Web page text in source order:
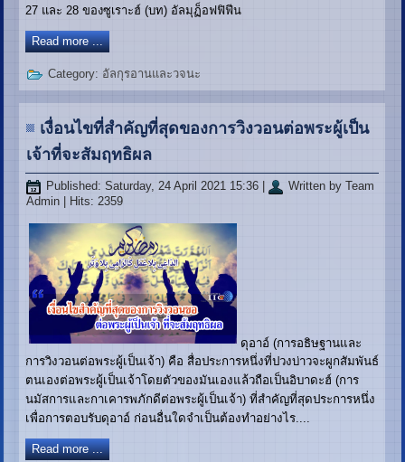
27 และ 28 ของซูเราะฮ์ (บท) อัลมุฏ็อฟฟิฟีน
Read more ...
Category: อัลกุรอานและวจนะ
เงื่อนไขที่สำคัญที่สุดของการวิงวอนต่อพระผู้เป็น
เจ้าที่จะสัมฤทธิผล
Published: Saturday, 24 April 2021 15:36
Written by Team
Admin | Hits: 2359
ดุอาอ์ (การอธิษฐานและ
การวิงวอนต่อพระผู้เป็นเจ้า) คือ สื่อประการหนึ่งที่ปวงบ่าวจะผูกสัมพันธ์
ตนเองต่อพระผู้เป็นเจ้าโดยตัวของมันเองแล้วถือเป็นอิบาดะฮ์ (การ
นมัสการและกาเคารพภักดีต่อพระผู้เป็นเจ้า) ที่สำคัญที่สุดประการหนึ่ง
เพื่อการตอบรับดุอาอ์ ก่อนอื่นใดจำเป็นต้องทำอย่างไร....
Read more ...